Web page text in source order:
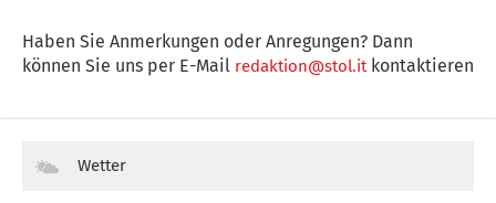
Haben Sie Anmerkungen oder Anregungen? Dann
können Sie uns per E-Mail redaktion@stol.itkontaktieren
Wetter